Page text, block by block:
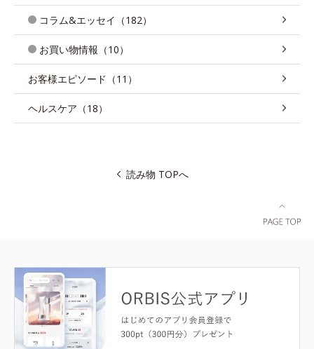
コラム&エッセイ（182）
お買い物情報（10）
お客様エピソード（11）
ヘルスケア（18）
読み物 TOPへ